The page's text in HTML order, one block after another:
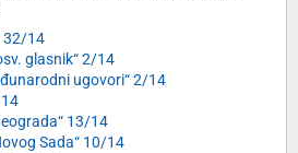
32/14
glasnik“ 2/14
ugovori“ 2/14
13/14
Sada“ 10/14